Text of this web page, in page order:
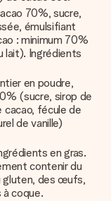
70%, sucre,
émulsifiant
: minimum 70%
lait). Ingrédients
en poudre,
(sucre, sirop de
cacao, fécule de
de vanille)
en gras.
contenir du
gluten, des œufs,
coque.